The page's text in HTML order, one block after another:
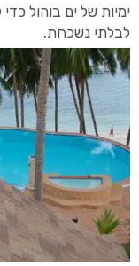
ימיות של ים בוהול
לבלתי נשכחת.